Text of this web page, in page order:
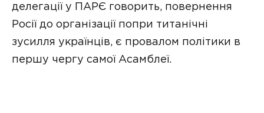
делегації у ПАРЄ говорить, повернення
Росії до організації попри титанічні
зусилля українців, є провалом політики в
першу чергу самої Асамблеї.